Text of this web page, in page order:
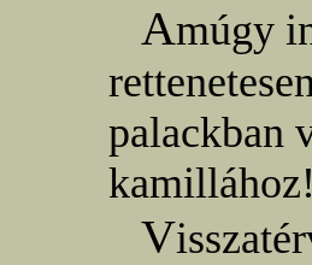
Amúgy
palackban
V